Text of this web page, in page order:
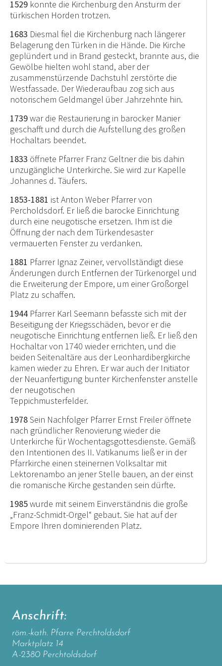
1529 konnte die Kirchenburg den Ansturm der
türkischen Horden trotzen.
1683 Diesmal fiel die Kirchenburg nach längerer
Belagerung den Türken in die Hände. Die Kirche
geplündert und in Brand gesteckt, brannte aus, die
Gewölbe hielten wohl stand, aber der
zusammenstürzende Dachstuhl zerstörte die
Westfassade. Der Wiederaufbau zog sich aus
notorischem Geldmangel über Jahrzehnte hin.
1739war die Restaurierung in barocker Manier
geschafft und durch die Aufstellung des großen
Hochaltars beendet.
1833 öffnete Pfarrer Franz Geltner die bis dahin
unzugängliche Unterkirche. Sie wird zur Kapelle
Johannes d. Täufers.
1853-1881 ist Anton Weber Pfarrer von
Percholdsdorf. Er ließ die barocke Einrichtung
durch eine neugotische ersetzen. Ihm ist die
Öffnung der nach dem Türkendesaster
vermauerten Fenster zu verdanken.
1881 Pfarrer Ignaz Zeiner, vervollständigt diese
Änderungen durch Entfernen der Türkenorgel und
die Erweiterung der Empore, um einer Großorgel
Platz zu schaffen.
1944 Pfarrer Karl Seemann befasste sich mit der
Beseitigung der Kriegsschäden, bevor er die
neugotische Einrichtung entfernen ließ. Er ließ den
Hochaltar von 1740 wieder errichten, und die
beiden Seitenaltäre aus der Leonhardibergkirche
kamen wieder zu Ehren. Er war auch der Initiator
der Neuanfertigung bunter Kirchenfenster anstelle
der neugotischen
Teppichmusterfelder.
1978Sein Nachfolger Pfarrer Ernst Freiler öffnete
nach gründlicher Renovierung wieder die
Unterkirche für Wochentagsgottesdienste. Gemäß
den Intentionen des II. Vatikanums ließ er in der
Pfarrkirche einen steinernen Volksaltar mit
Lektorenambo an jener Stelle bauen, an der einst
die romanische Kirche gestanden sein dürfte.
1985wurde mit seinem Einverständnis die große
„Franz-Schmidt-Orgel“ gebaut. Sie hat auf der
Empore Ihren dominierenden Platz.
Anschrift:
röm.-kath. Pfarre Perchtoldsdorf
Marktplatz 14
A-2380 Perchtoldsdorf